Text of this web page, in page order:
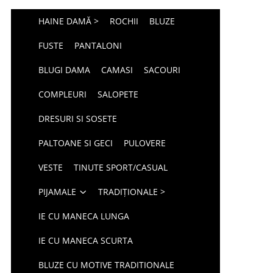
HAINE DAMĂ > ROCHII BLUZE
FUSTE PANTALONI
BLUGI DAMA CAMASI SACOURI
COMPLEURI SALOPETE
DRESURI SI SOSETE
PALTOANE SI GECI PULOVERE
VESTE TINUTE SPORT/CASUAL
PIJAMALE TRADIȚIONALE >
IE CU MANECA LUNGA
IE CU MANECA SCURTA
BLUZE CU MOTIVE TRADITIONALE